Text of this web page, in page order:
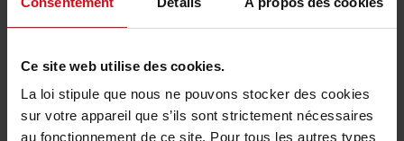
Ce site web utilise des cookies.
La loi stipule que nous ne pouvons stocker des cookies
sur votre appareil que s’ils sont strictement nécessaires
au fonctionnement de ce site. Pour tous les autres types